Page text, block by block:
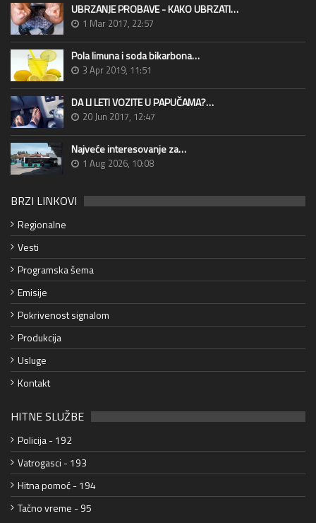
UBRZANJE PROBAVE - KAKO UBRZATI…
1 Mar 2017, 22:57
Pola limuna i soda bikarbona…
3 Apr 2019, 11:51
DA LI LETI VOZITE U PAPUČAMA?…
20 Jun 2017, 12:47
Najveće interesovanje za…
1 Aug 2026, 10:08
BRZI LINKOVI
Regionalne
Vesti
Programska šema
Emisije
Pokrivenost signalom
Produkcija
Usluge
Kontakt
HITNE SLUŽBE
Policija - 192
Vatrogasci - 193
Hitna pomoć - 194
Tačno vreme - 95